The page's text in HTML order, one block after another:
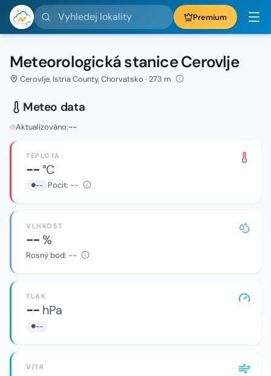
Vyhledej lokality Premium
Meteorologická stanice Cerovlje
Cerovlje, Istria County, Chorvatsko · 273 m
Meteo data
Aktualizováno:--
TEPLOTA
--°C
-- Pocit: --
VLHKOST
--%
Rosný bod: --
TLAK
-- hPa
--
VÍTR